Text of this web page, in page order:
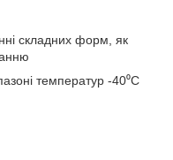
складних форм, як
температур -40⁰С